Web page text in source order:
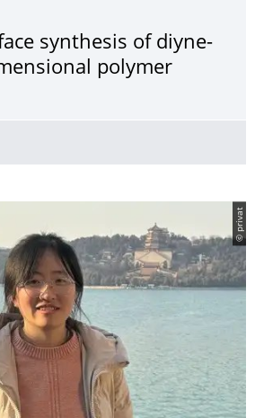
synthesis of diyne-
polymer
© privat